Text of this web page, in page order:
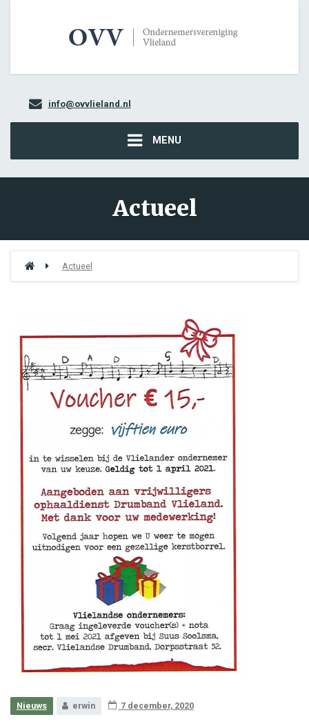
info@ovvlieland.nl
MENU
Actueel
Actueel
Nieuws erwin 7 december, 2020